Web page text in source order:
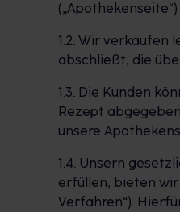
1.2. Wir verkaufen
abschließt, die
1.3. Die Kunden
Rezept
unsere
1.4. Unsern
erfüllen, bieten wir
Verfahren“).